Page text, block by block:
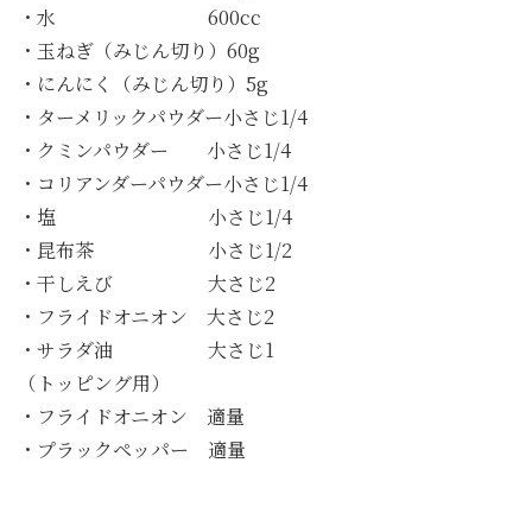
・水 600cc
・玉ねぎ（みじん切り）60g
・にんにく（みじん切り）5g
・ターメリックパウダー小さじ1/4
・クミンパウダー 小さじ1/4
・コリアンダーパウダー小さじ1/4
・塩 小さじ1/4
・昆布茶 小さじ1/2
・干しえび 大さじ2
・フライドオニオン 大さじ2
・サラダ油 大さじ1
（トッピング用）
・フライドオニオン 適量
・プラックペッパー 適量